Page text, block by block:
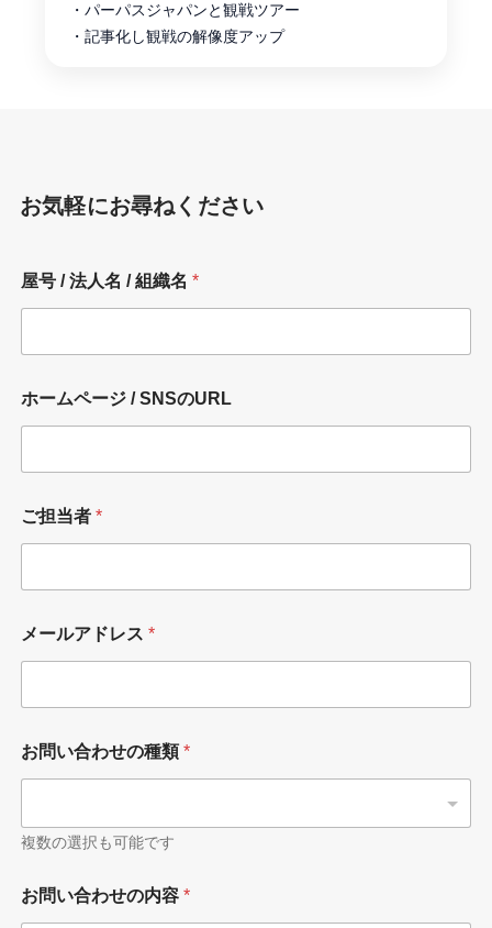
・パーパスジャパンと観戦ツアー
・記事化し観戦の解像度アップ
お気軽にお尋ねください
屋号 / 法人名 / 組織名 *
ホームページ / SNSのURL
ご担当者 *
メールアドレス *
お問い合わせの種類*
複数の選択も可能です
お問い合わせの内容 *